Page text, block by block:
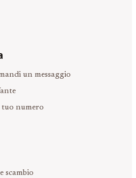
un messaggio
numero
scambio